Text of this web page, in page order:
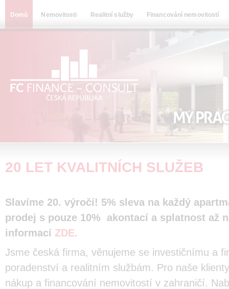
Domů Nemovitosti Realitní služby Financování nemovitostí
20 LET KVALITNÍCH SLUŽEB
Slavíme 20. výročí! 5% sleva na každý
prodej s pouze 10% akontací a splatnost až
informací ZDE.
Jsme česká firma, věnujeme se investičnímu a
poradenství a realitním službám. Pro naše
nákup a financování nemovitostí v zahraničí.